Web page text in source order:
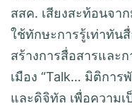
สสค. เสียงสะท้อนจา
ใช้ทักษะการรู้เท่าทัน
สร้างการสื่อสารและ
เมือง “Talk… มิติการ
และดิจิทัล เพื่อความเ